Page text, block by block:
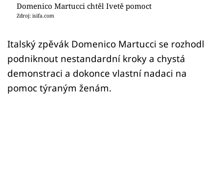
Přihlášení
Sledujte nás
Domenico Martucci chtěl Ivetě pomoct
Zdroj: isifa.com
Italský zpěvák Domenico Martucci se rozhodl
podniknout nestandardní kroky a chystá
demonstraci a dokonce vlastní nadaci na
pomoc týraným ženám.